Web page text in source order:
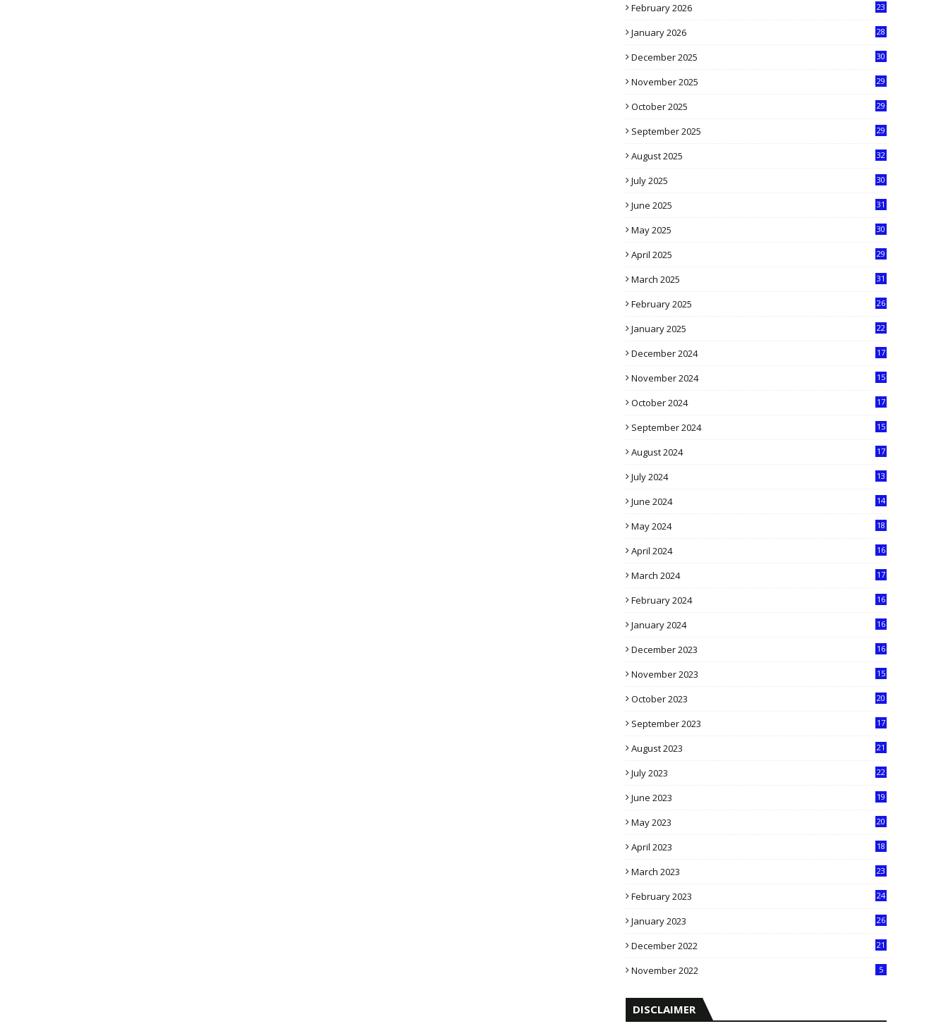
February 2026
23
January 2026
28
December 2025
30
November 2025
29
October 2025
29
September 2025
29
August 2025
32
July 2025
30
June 2025
31
May 2025
30
April 2025
29
March 2025
31
February 2025
26
January 2025
22
December 2024
17
November 2024
15
October 2024
17
September 2024
15
August 2024
17
July 2024
13
June 2024
14
May 2024
18
April 2024
16
March 2024
17
February 2024
16
January 2024
16
December 2023
16
November 2023
15
October 2023
20
September 2023
17
August 2023
21
July 2023
22
June 2023
19
May 2023
20
April 2023
18
March 2023
23
February 2023
24
January 2023
26
December 2022
21
November 2022 5
DISCLAIMER